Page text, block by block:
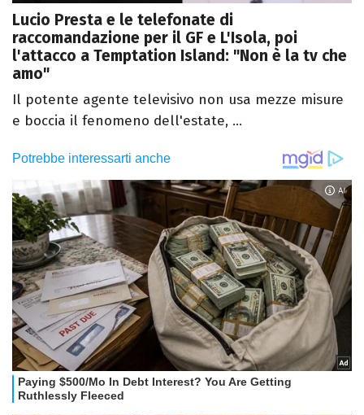
Lucio Presta e le telefonate di
raccomandazione per il GF e L'Isola, poi
l'attacco a Temptation Island: "Non è la tv che
amo"
Il potente agente televisivo non usa mezze misure
e boccia il fenomeno dell'estate, ...